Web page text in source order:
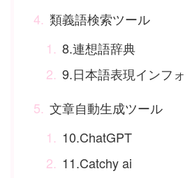
類義語検索ツール
8.連想語辞典
9.日本語表現インフォ
文章自動生成ツール
10.ChatGPT
11.Catchy ai